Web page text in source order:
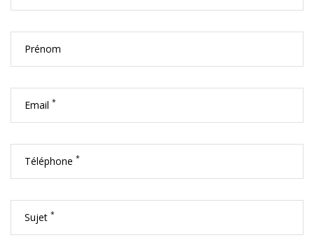
Prénom
Email *
Téléphone *
Sujet *